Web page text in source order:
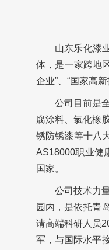
山东乐化漆
体，是一家跨地
企业”、“国家高
公司目前是
腐涂料、氯化橡
锈防锈漆等十八
AS18000职业健
国家。
公司技术力
园内，是依托青
请高端科研人员
军，与国际水平